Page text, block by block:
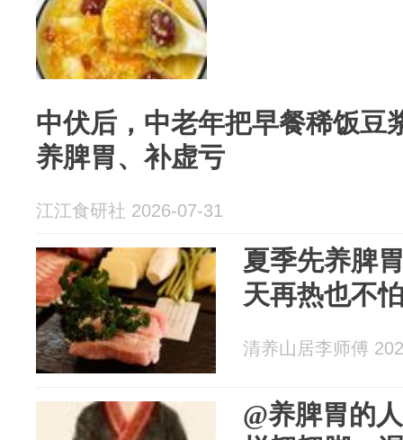
中伏后，中老年把早餐稀饭豆
养脾胃、补虚亏
江江食研社 2026-07-31
夏季先养脾
天再热也不
清养山居李师傅
@养脾胃的